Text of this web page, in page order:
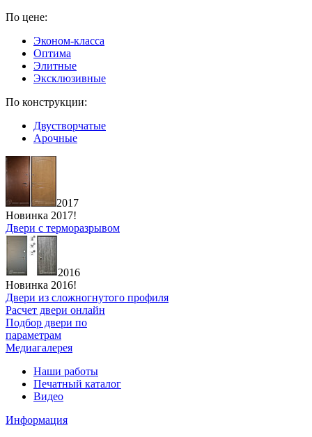
По цене:
Эконом-класса
Оптима
Элитные
Эксклюзивные
По конструкции:
Двустворчатые
Арочные
2017
Новинка 2017!
Двери с терморазрывом
2016
Новинка 2016!
Двери из сложногнутого профиля
Расчет двери онлайн
Подбор двери по
параметрам
Медиагалерея
Наши работы
Печатный каталог
Видео
Информация